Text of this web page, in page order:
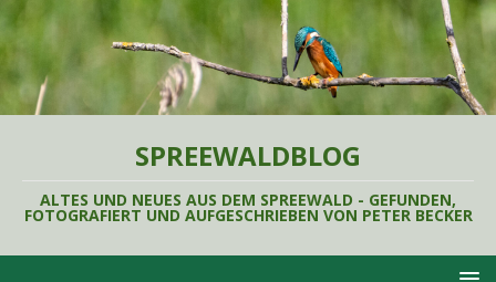
SPREEWALDBLOG
ALTES UND NEUES AUS DEM SPREEWALD - GEFUNDEN,
FOTOGRAFIERT UND AUFGESCHRIEBEN VON PETER BECKER